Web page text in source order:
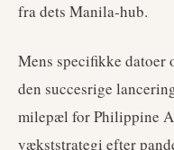
fra dets Manila-hub.
Mens specifikke datoer
den succesrige
milepæl for Philippine
vækststrategi efter